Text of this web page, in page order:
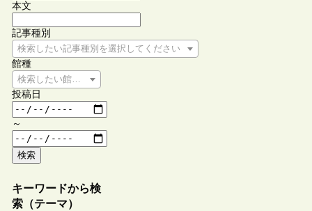
本文
記事種別
検索したい記事種別を選択してください
館種
検索したい館種を選択してください
投稿日
～
検索
キーワードから検
索（テーマ）